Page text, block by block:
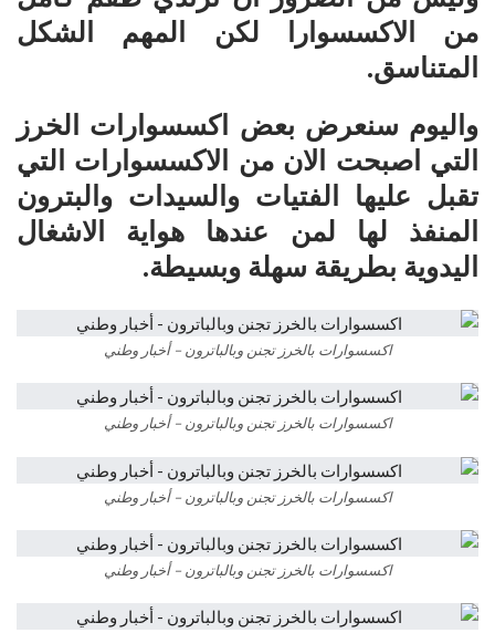
من الاكسسوارا لكن المهم الشكل
المتناسق.
واليوم سنعرض بعض اكسسوارات الخرز
التي اصبحت الان من الاكسسوارات التي
تقبل عليها الفتيات والسيدات والبترون
المنفذ لها لمن عندها هواية الاشغال
اليدوية بطريقة سهلة وبسيطة.
اكسسوارات بالخرز تجنن وبالباترون – أخبار وطني
اكسسوارات بالخرز تجنن وبالباترون – أخبار وطني
اكسسوارات بالخرز تجنن وبالباترون – أخبار وطني
اكسسوارات بالخرز تجنن وبالباترون – أخبار وطني